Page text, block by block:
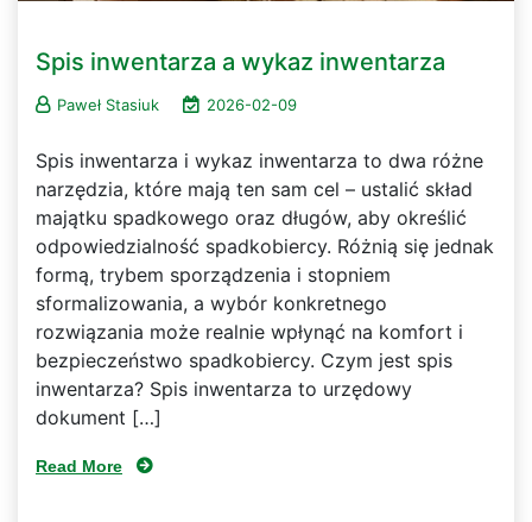
Spis inwentarza a wykaz inwentarza
Paweł Stasiuk 2026-02-09
Spis inwentarza i wykaz inwentarza to dwa różne
narzędzia, które mają ten sam cel – ustalić skład
majątku spadkowego oraz długów, aby określić
odpowiedzialność spadkobiercy. Różnią się jednak
formą, trybem sporządzenia i stopniem
sformalizowania, a wybór konkretnego
rozwiązania może realnie wpłynąć na komfort i
bezpieczeństwo spadkobiercy. Czym jest spis
inwentarza? Spis inwentarza to urzędowy
dokument […]
Read More